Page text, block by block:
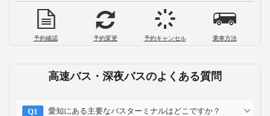
予約確認 予約変更 予約キャンセル 乗車方法
高速バス・深夜バスのよくある質問
愛知にある主要なバスターミナルはどこですか？